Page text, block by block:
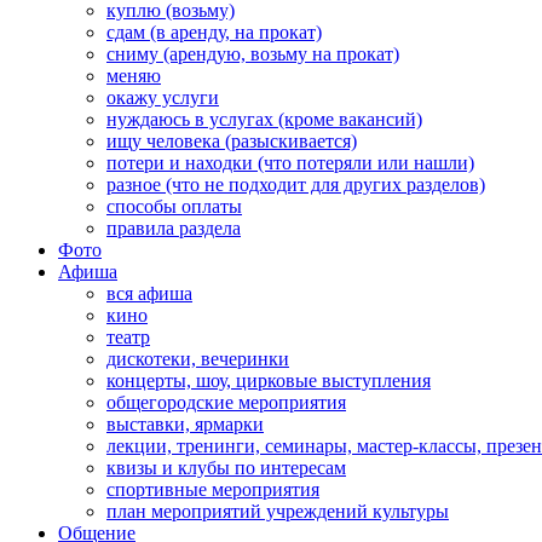
куплю (возьму)
сдам (в аренду, на прокат)
сниму (арендую, возьму на прокат)
меняю
окажу услуги
нуждаюсь в услугах (кроме вакансий)
ищу человека (разыскивается)
потери и находки (что потеряли или нашли)
разное (что не подходит для других разделов)
способы оплаты
правила раздела
Фото
Афиша
вся афиша
кино
театр
дискотеки, вечеринки
концерты, шоу, цирковые выступления
общегородские мероприятия
выставки, ярмарки
лекции, тренинги, семинары, мастер-классы,
квизы и клубы по интересам
спортивные мероприятия
план мероприятий учреждений культуры
Общение